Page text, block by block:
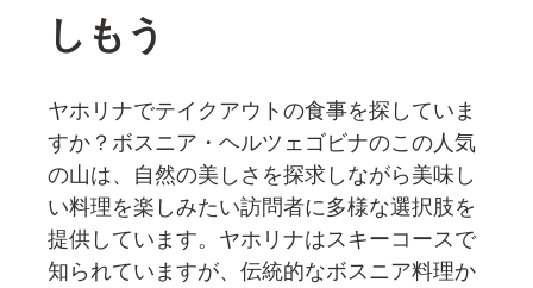
しもう
ヤホリナでテイクアウトの食事を探していま
すか？ボスニア・ヘルツェゴビナのこの人気
の山は、自然の美しさを探求しながら美味し
い料理を楽しみたい訪問者に多様な選択肢を
提供しています。ヤホリナはスキーコースで
知られていますが、伝統的なボスニア料理か